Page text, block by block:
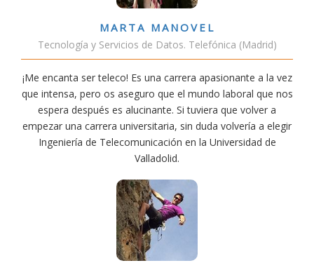
MARTA MANOVEL
Tecnología y Servicios de Datos. Telefónica (Madrid)
¡Me encanta ser teleco! Es una carrera apasionante a la vez
que intensa, pero os aseguro que el mundo laboral que nos
espera después es alucinante. Si tuviera que volver a
empezar una carrera universitaria, sin duda volvería a elegir
Ingeniería de Telecomunicación en la Universidad de
Valladolid.